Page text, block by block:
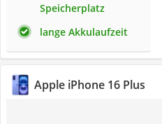
Speicherplatz
lange Akkulaufzeit
Apple iPhone 16 Plus